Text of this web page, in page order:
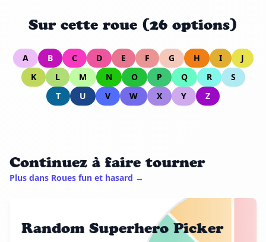
Sur cette roue (26 options)
A B C D E F G H I
J
K
L M N O P Q R
S
T
U V W X Y Z
Continuez à faire tourner
Plus dans Roues fun et hasard →
Random Superhero Picker